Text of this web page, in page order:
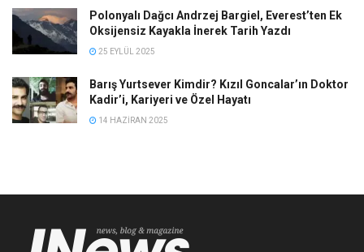
Polonyalı Dağcı Andrzej Bargiel, Everest’ten Ek
Oksijensiz Kayakla İnerek Tarih Yazdı
25 EYLÜL 2025
Barış Yurtsever Kimdir? Kızıl Goncalar’ın Doktor
Kadir’i, Kariyeri ve Özel Hayatı
14 HAZIRAN 2025